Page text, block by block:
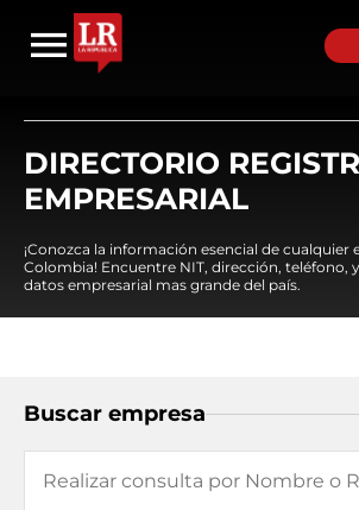
DIRECTORIO
EMPRESARIAL
¡Conozca la información esencial de cualquier
Colombia! Encuentre NIT, dirección, teléfono,
datos empresarial mas grande del país.
Buscar empresa